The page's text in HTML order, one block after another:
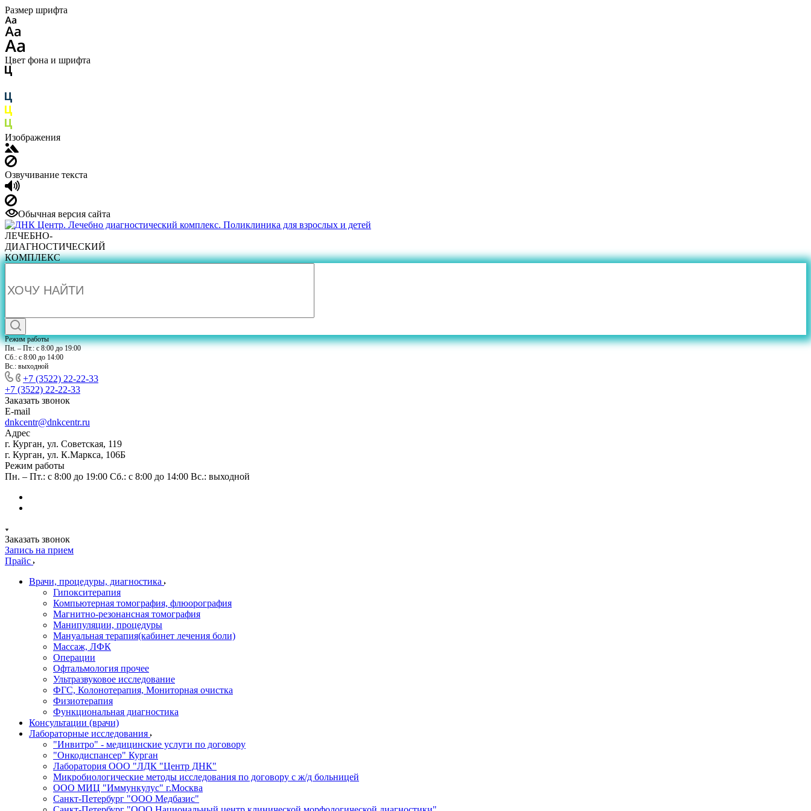
Размер шрифта
Цвет фона и шрифта
Изображения
Озвучивание текста
Обычная версия сайта
ЛЕЧЕБНО-
ДИАГНОСТИЧЕСКИЙ
КОМПЛЕКС
Режим работы
Пн. – Пт.: с 8:00 до 19:00
Сб.: с 8:00 до 14:00
Вс.: выходной
+7 (3522) 22-22-33
+7 (3522) 22-22-33
Заказать звонок
E-mail
dnkcentr@dnkcentr.ru
Адрес
г. Курган, ул. Советская, 119
г. Курган, ул. К.Маркса, 106Б
Режим работы
Пн. – Пт.: с 8:00 до 19:00 Сб.: с 8:00 до 14:00 Вс.: выходной
Заказать звонок
Запись на прием
Прайс
Врачи, процедуры, диагностика
Гипокситерапия
Компьютерная томография, флюорография
Магнитно-резонансная томография
Манипуляции, процедуры
Мануальная терапия(кабинет лечения боли)
Массаж, ЛФК
Операции
Офтальмология прочее
Ультразвуковое исследование
ФГС, Колонотерапия, Мониторная очистка
Физиотерапия
Функциональная диагностика
Консультации (врачи)
Лабораторные исследования
"Инвитро" - медицинские услуги по договору
"Онкодиспансер" Курган
Лаборатория ООО "ЛДК "Центр ДНК"
Микробиологические методы исследования по договору с ж/д больницей
ООО МИЦ "Иммункулус" г.Москва
Санкт-Петербург "ООО Медбазис"